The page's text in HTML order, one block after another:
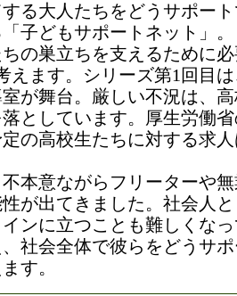
る大人たちをどうサポー
子どもサポートネット」。
の巣立ちを支えるために
えます。シリーズ第1回目
が舞台。厳しい不況は、
としています。厚生労働
の高校生たちに対する求
本意ながらフリーターや
が出てきました。社会人
ンに立つことも難しくな
社会全体で彼らをどうサ
す。